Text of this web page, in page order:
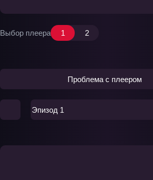
Выбор плеера 1 2
Проблема с плеером
Эпизод 1